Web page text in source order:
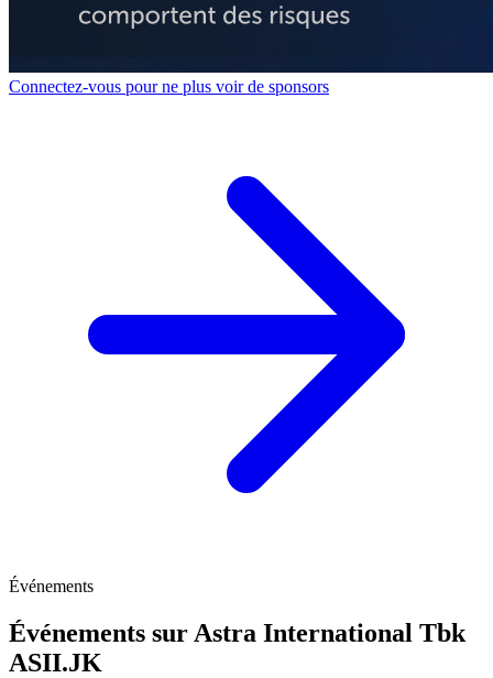
Connectez-vous pour ne plus voir de sponsors
Événements
Événements sur Astra International Tbk
ASII.JK